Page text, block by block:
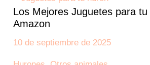
Los Mejores Juguetes para
Amazon
10 de septiembre de 2025
Juguetes
para
tu